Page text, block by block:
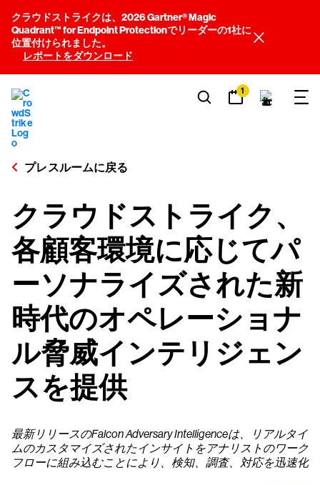
クラウドストライクは、2026 Gartner® Magic
Quadrant™ for Endpoint Protectionでリーダーの1社に
位置付けられました。
レポートをダウンロード
1
プレスルームに戻る
クラウドストライク、
各顧客環境に応じてパ
ーソナライズされた新
時代のオペレーショナ
ル脅威インテリジェン
スを提供
最新リリースのFalcon Adversary Intelligenceは、リアルタイ
ムのカスタマイズされたインサイトをアナリストのワーク
フローに組み込むことにより、検知、調査、対応を迅速化